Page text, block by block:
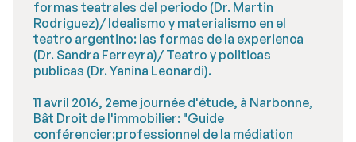
formas teatrales del periodo (Dr. Martin
Rodriguez)/ Idealismo y materialismo en el
teatro argentino: las formas de la experienca
(Dr. Sandra Ferreyra)/ Teatro y politicas
publicas (Dr. Yanina Leonardi).
11 avril 2016, 2eme journée d'étude, à Narbonne,
Bât Droit de l'immobilier: "Guide
conférencier:professionnel de la médiation